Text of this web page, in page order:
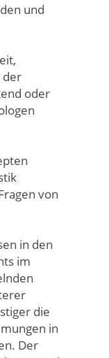
und
der
oder
von
in den
im
die
in
Der